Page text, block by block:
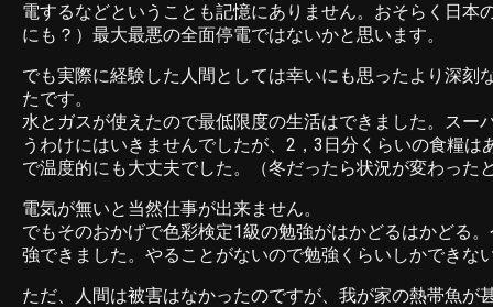
電するなどということも記憶にありません。おそらく日本
にも？）最大最悪の全面停電ではないかと思います。
でも実際に経験した人間としては幸いにも思ったより深刻
たです。
水とガスが使えたので最低限度の生活はできました。スー
うわけにはいきませんでしたが、2，3日分くらいの食糧は
で温度的にも大丈夫でした。（冬だったら状況が変わった
電気が無いと当然仕事が出来ません。
でもそのおかげで色彩検定1級の勉強がはかどるはかどる
強できました。やることがないので勉強くらいしかできな
ただ、人間は被害はなかったのですが、我が家の熱帯魚が